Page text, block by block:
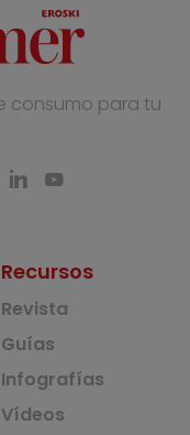
consumo para tu
Recursos
Revista
Guías
Infografías
Vídeos